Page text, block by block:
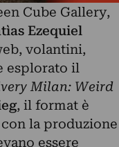
Cube Gallery,
Ezequiel
volantini,
esplorato il
Milan: Weird
, il format è
la produzione
essere